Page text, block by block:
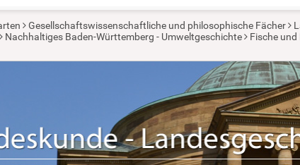
Gesellschaftswissenschaftliche und philosophische Fächer
Nachhaltiges Baden-Württemberg - Umweltgeschichte Fische